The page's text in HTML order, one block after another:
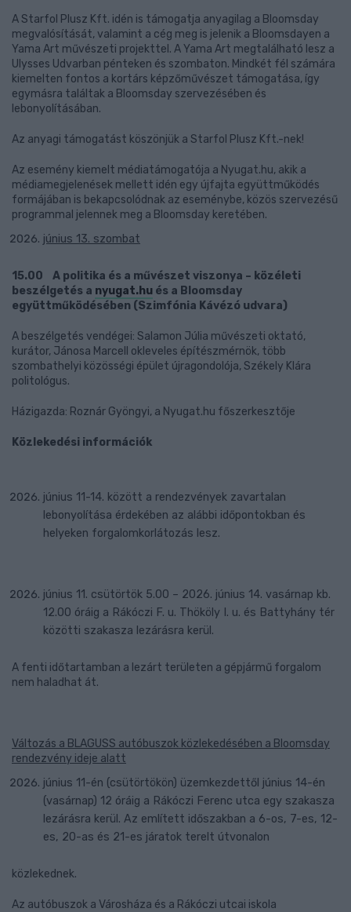
A Starfol Plusz Kft. idén is támogatja anyagilag a Bloomsday
megvalósítását, valamint a cég meg is jelenik a Bloomsdayen a
Yama Art művészeti projekttel. A Yama Art megtalálható lesz a
Ulysses Udvarban pénteken és szombaton. Mindkét fél számára
kiemelten fontos a kortárs képzőművészet támogatása, így
egymásra találtak a Bloomsday szervezésében és
lebonyolításában.
Az anyagi támogatást köszönjük a Starfol Plusz Kft.-nek!
Az esemény kiemelt médiatámogatója a Nyugat.hu, akik a
médiamegjelenések mellett idén egy újfajta együttműködés
formájában is bekapcsolódnak az eseménybe, közös szervezésű
programmal jelennek meg a Bloomsday keretében.
június 13. szombat
15.00 A politika és a művészet viszonya – közéleti
beszélgetés a nyugat.hu és a Bloomsday
együttműködésében (Szimfónia Kávézó udvara)
A beszélgetés vendégei: Salamon Júlia művészeti oktató,
kurátor, Jánosa Marcell okleveles építészmérnök, több
szombathelyi közösségi épület újragondolója, Székely Klára
politológus.
Házigazda: Roznár Gyöngyi, a Nyugat.hu főszerkesztője
Közlekedési információk
június 11-14. között a rendezvények zavartalan
lebonyolítása érdekében az alábbi időpontokban és
helyeken forgalomkorlátozás lesz.
június 11. csütörtök 5.00 – 2026. június 14. vasárnap kb.
12.00 óráig a Rákóczi F. u. Thököly I. u. és Battyhány tér
közötti szakasza lezárásra kerül.
A fenti időtartamban a lezárt területen a gépjármű forgalom
nem haladhat át.
Változás a BLAGUSS autóbuszok közlekedésében a Bloomsday
rendezvény ideje alatt
június 11-én (csütörtökön) üzemkezdettől június 14-én
(vasárnap) 12 óráig a Rákóczi Ferenc utca egy szakasza
lezárásra kerül. Az említett időszakban a 6-os, 7-es, 12-
es, 20-as és 21-es járatok terelt útvonalon
közlekednek.
Az autóbuszok a Városháza és a Rákóczi utcai iskola